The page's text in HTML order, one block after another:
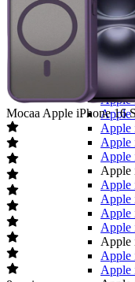
Telefoons
Alle
Merken
Apple
Alle
Apple
Apple
Apple
Apple
Apple
Apple
Apple
Apple
Apple
Apple
Apple
Apple
Apple
Mocaa Apple iPhone 16